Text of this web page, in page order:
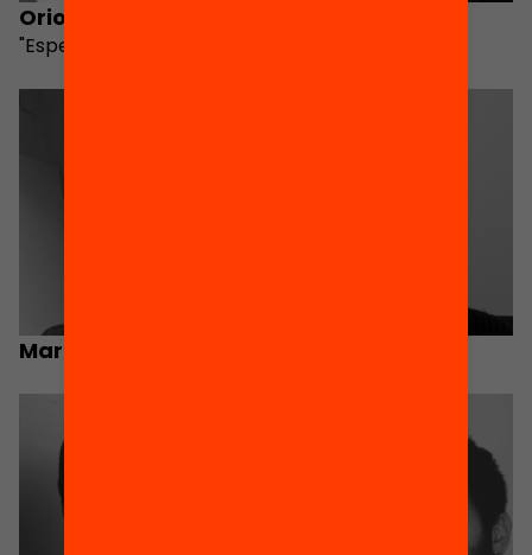
Oriol Ripoll
"Especialista en jocs"
Mariona Trabal